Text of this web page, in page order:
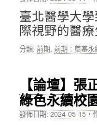
臺北醫學大
際視野的醫
分類: 前期, 前期：奠基
【論壇】
綠色永續校
發佈日期:2024-05-15，